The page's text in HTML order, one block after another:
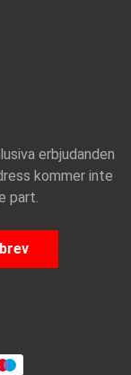
erbjudanden
kommer inte
part.